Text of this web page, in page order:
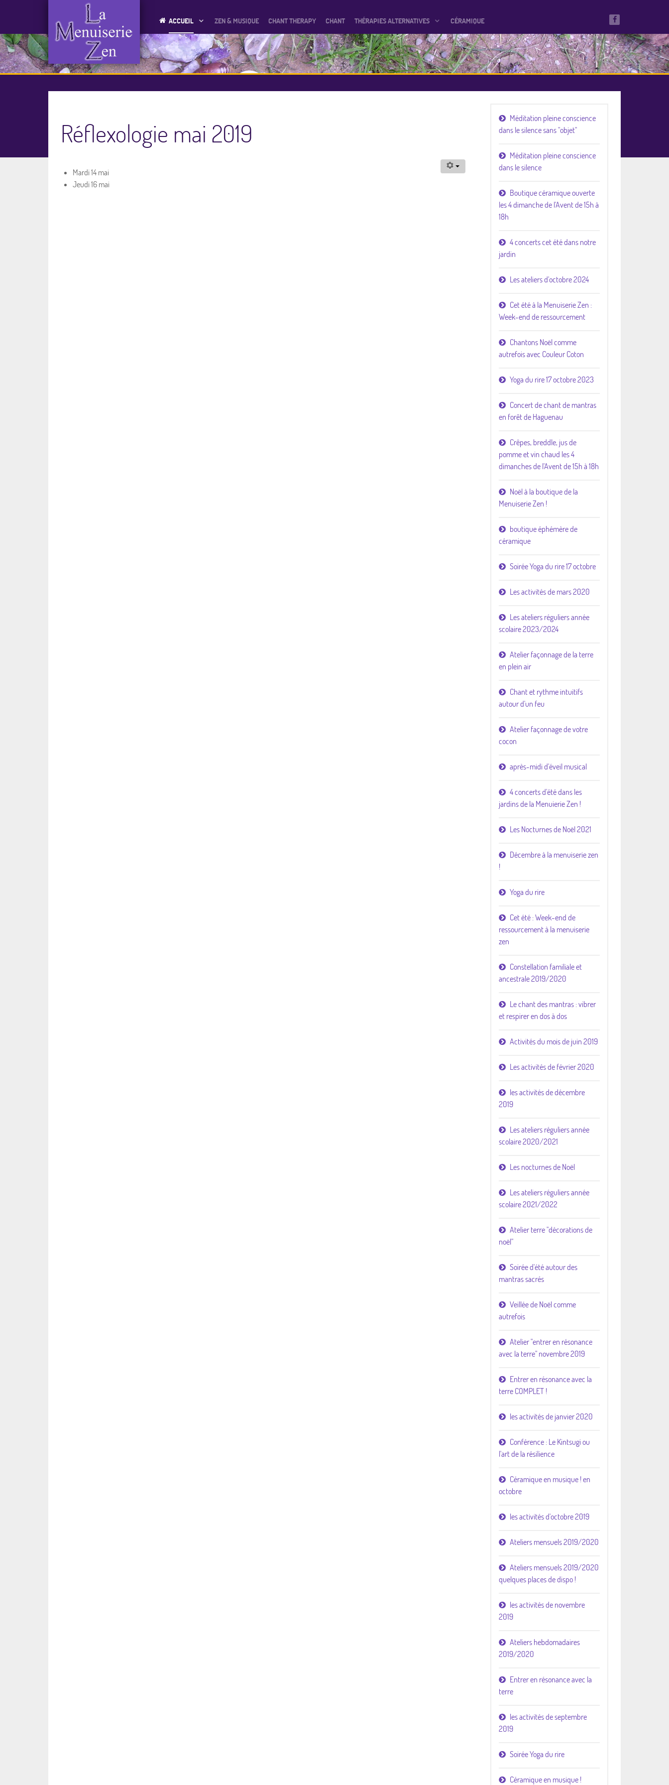
ACCUEIL ZEN & MUSIQUE CHANT THERAPY CHANT THÉRAPIES ALTERNATIVES CÉRAMIQUE
Réflexologie mai 2019
Mardi 14 mai
Jeudi 16 mai
Méditation pleine conscience
dans le silence sans "objet"
Méditation pleine conscience
dans le silence
Boutique céramique ouverte
les 4 dimanche de l'Avent de 15h à
18h
4 concerts cet été dans notre
jardin
Les ateliers d'octobre 2024
Cet été à la Menuiserie Zen :
Week-end de ressourcement
Chantons Noël comme
autrefois avec Couleur Coton
Yoga du rire 17 octobre 2023
Concert de chant de mantras
en forêt de Haguenau
Crêpes, breddle, jus de
pomme et vin chaud les 4
dimanches de l'Avent de 15h à 18h
Noël à la boutique de la
Menuiserie Zen !
boutique éphémère de
céramique
Soirée Yoga du rire 17 octobre
Les activités de mars 2020
Les ateliers réguliers année
scolaire 2023/2024
Atelier façonnage de la terre
en plein air
Chant et rythme intuitifs
autour d'un feu
Atelier façonnage de votre
cocon
après-midi d'éveil musical
4 concerts d'été dans les
jardins de la Menuierie Zen !
Les Nocturnes de Noël 2021
Décembre à la menuiserie zen
!
Yoga du rire
Cet été : Week-end de
ressourcement à la menuiserie
zen
Constellation familiale et
ancestrale 2019/2020
Le chant des mantras : vibrer
et respirer en dos à dos
Activités du mois de juin 2019
Les activités de février 2020
les activités de décembre
2019
Les ateliers réguliers année
scolaire 2020/2021
Les nocturnes de Noël
Les ateliers réguliers année
scolaire 2021/2022
Atelier terre "décorations de
noël"
Soirée d'été autour des
mantras sacrés
Veillée de Noël comme
autrefois
Atelier "entrer en résonance
avec la terre" novembre 2019
Entrer en résonance avec la
terre COMPLET !
les activités de janvier 2020
Conférence : Le Kintsugi ou
l'art de la résilience
Céramique en musique ! en
octobre
les activités d'octobre 2019
Ateliers mensuels 2019/2020
Ateliers mensuels 2019/2020
quelques places de dispo !
les activités de novembre
2019
Ateliers hebdomadaires
2019/2020
Entrer en résonance avec la
terre
les activités de septembre
2019
Soirée Yoga du rire
Céramique en musique !